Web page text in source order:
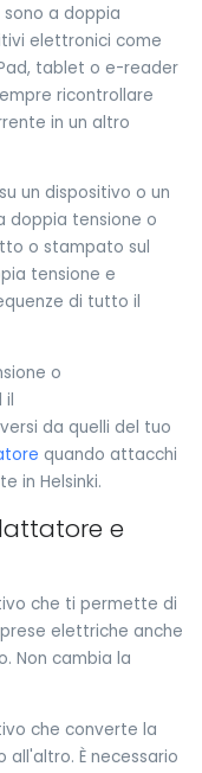
a doppia
elettronici come
tablet o e-reader
ricontrollare
in un altro
un dispositivo o un
doppia tensione o
o stampato sul
tensione e
di tutto il
o
il
da quelli del tuo
quando attacchi
in Helsinki.
e
che ti permette di
elettriche anche
Non cambia la
che converte la
È necessario